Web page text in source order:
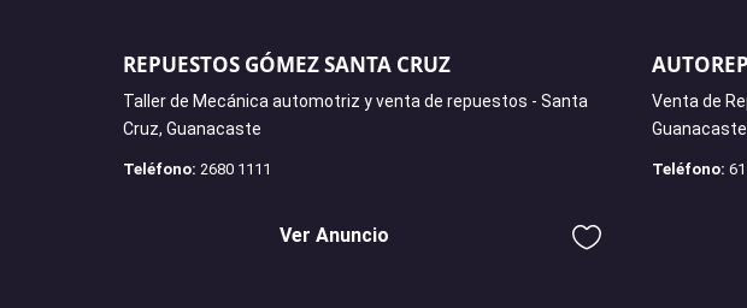
REPUESTOS GÓMEZ SANTA CRUZ
Taller de Mecánica automotriz y venta de repuestos - Santa
Cruz, Guanacaste
Teléfono: 2680 1111
Ver Anuncio
Venta de
Guanacaste
Teléfono: